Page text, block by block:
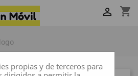
shopping_cart

propias y de terceros para